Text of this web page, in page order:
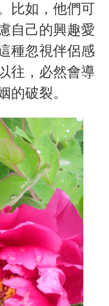
比如，他們可
自己的興趣愛
種忽視伴侶感
往，必然會導
的破裂。